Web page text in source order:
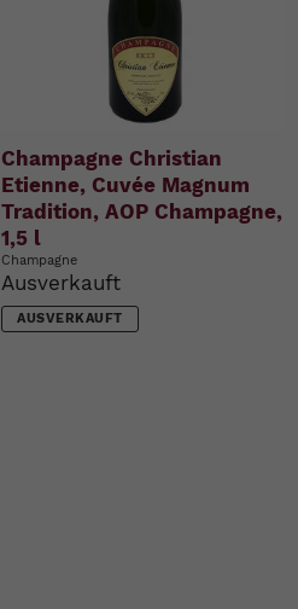
Champagne Christian
Etienne, Cuvée Magnum
Tradition, AOP Champagne,
1,5 l
Champagne
Ausverkauft
AUSVERKAUFT